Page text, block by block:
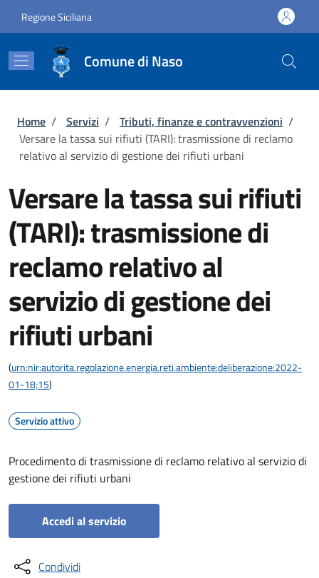
Regione Siciliana
Comune di Naso
Briciole di pane
Home / Servizi / Tributi, finanze e contravvenzioni /
Versare la tassa sui rifiuti (TARI): trasmissione di reclamo
relativo al servizio di gestione dei rifiuti urbani
Versare la tassa sui rifiuti
(TARI): trasmissione di
reclamo relativo al
servizio di gestione dei
rifiuti urbani
(urn:nir:autorita.regolazione.energia.reti.ambiente:deliberazione:2022-
01-18;15)
Servizio attivo
Procedimento di trasmissione di reclamo relativo al servizio di
gestione dei rifiuti urbani
Accedi al servizio
Condividi